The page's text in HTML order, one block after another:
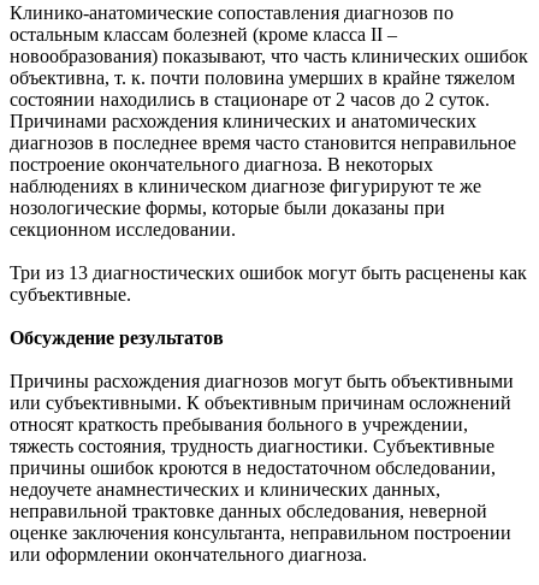
Клинико-анатомические сопоставления диагнозов по
остальным классам болезней (кроме класса II –
новообразования) показывают, что часть клинических ошибок
объективна, т. к. почти половина умерших в крайне тяжелом
состоянии находились в стационаре от 2 часов до 2 суток.
Причинами расхождения клинических и анатомических
диагнозов в последнее время часто становится неправильное
построение окончательного диагноза. В некоторых
наблюдениях в клиническом диагнозе фигурируют те же
нозологические формы, которые были доказаны при
секционном исследовании.
Три из 13 диагностических ошибок могут быть расценены как
субъективные.
Обсуждение результатов
Причины расхождения диагнозов могут быть объективными
или субъективными. К объективным причинам осложнений
относят краткость пребывания больного в учреждении,
тяжесть состояния, трудность диагностики. Субъективные
причины ошибок кроются в недостаточном обследовании,
недоучете анамнестических и клинических данных,
неправильной трактовке данных обследования, неверной
оценке заключения консультанта, неправильном построении
или оформлении окончательного диагноза.